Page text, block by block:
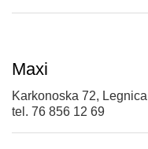
Maxi
Karkonoska 72, Legnica
tel. 76 856 12 69